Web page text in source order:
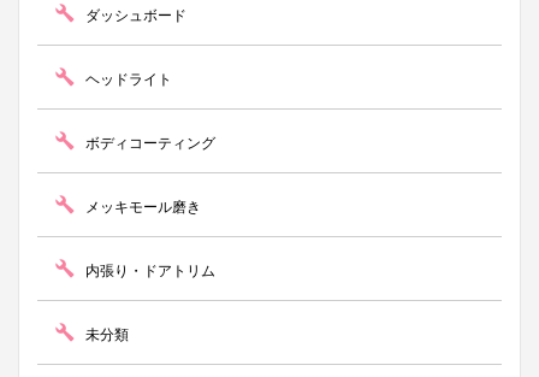
ダッシュボード
ヘッドライト
ボディコーティング
メッキモール磨き
内張り・ドアトリム
未分類